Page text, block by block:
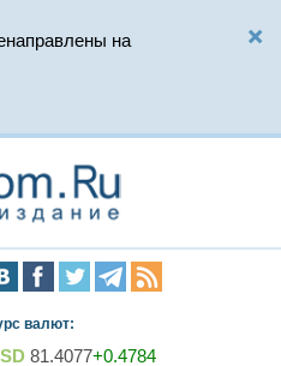
на
валют:
81.4077+0.4784